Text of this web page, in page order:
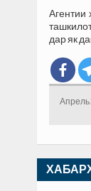
Агентии
дар як
Апрель